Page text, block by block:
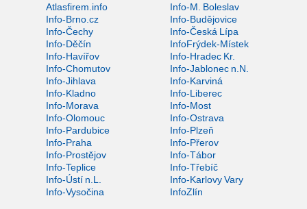
Atlasfirem.info
Info-M. Boleslav
Info-Brno.cz
Info-Budějovice
Info-Čechy
Info-Česká Lípa
Info-Děčín
InfoFrýdek-Místek
Info-Havířov
Info-Hradec Kr.
Info-Chomutov
Info-Jablonec n.N.
Info-Jihlava
Info-Karviná
Info-Kladno
Info-Liberec
Info-Morava
Info-Most
Info-Olomouc
Info-Ostrava
Info-Pardubice
Info-Plzeň
Info-Praha
Info-Přerov
Info-Prostějov
Info-Tábor
Info-Teplice
Info-Třebíč
Info-Ústí n.L.
Info-Karlovy Vary
Info-Vysočina
InfoZlín